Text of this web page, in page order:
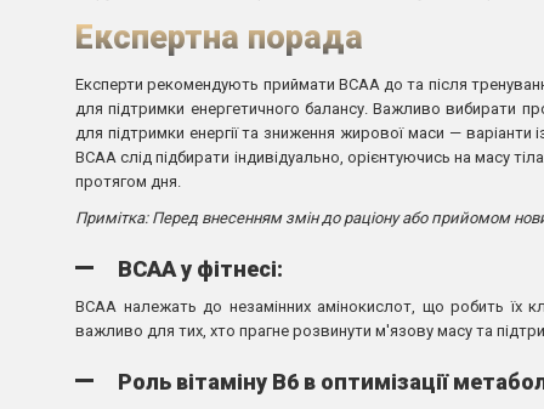
Експертна порада
Експерти рекомендують приймати BCAA до та після
для підтримки енергетичного балансу. Важливо вибирати
для підтримки енергії та зниження жирової маси —
BCAA слід підбирати індивідуально, орієнтуючись на масу
протягом дня.
Примітка: Перед внесенням змін до раціону або прийомом
BCAA у фітнесі:
BCAA належать до незамінних амінокислот, що робить їх
важливо для тих, хто прагне розвинути м'язову масу та
Роль вітаміну B6 в оптимізації